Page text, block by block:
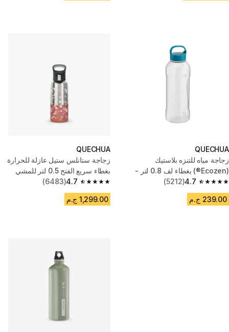
QUECHUA
زجاجة مياه للتنزه بلاستيك
(Ecozen®) بغطاء لف 0.8 لتر -
MH100
4.7
4.7 out of 5 stars from 5212 reviews
(5212)
239.00 ج.م
QUECHUA
زجاجة ستانلس ستيل عازلة للحرارة
بغطاء سريع الفتح 0.5 لتر للمشي
لمسافات طويلة
4.7
4.7 out of 5 stars from 6483 reviews
(6483)
1,299.00 ج.م